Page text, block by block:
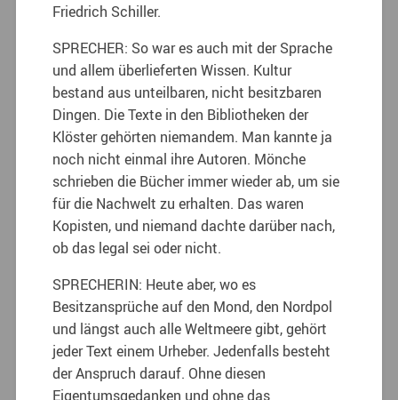
Friedrich Schiller.
SPRECHER: So war es auch mit der Sprache
und allem überlieferten Wissen. Kultur
bestand aus unteilbaren, nicht besitzbaren
Dingen. Die Texte in den Bibliotheken der
Klöster gehörten niemandem. Man kannte ja
noch nicht einmal ihre Autoren. Mönche
schrieben die Bücher immer wieder ab, um sie
für die Nachwelt zu erhalten. Das waren
Kopisten, und niemand dachte darüber nach,
ob das legal sei oder nicht.
SPRECHERIN: Heute aber, wo es
Besitzansprüche auf den Mond, den Nordpol
und längst auch alle Weltmeere gibt, gehört
jeder Text einem Urheber. Jedenfalls besteht
der Anspruch darauf. Ohne diesen
Eigentumsgedanken und ohne das